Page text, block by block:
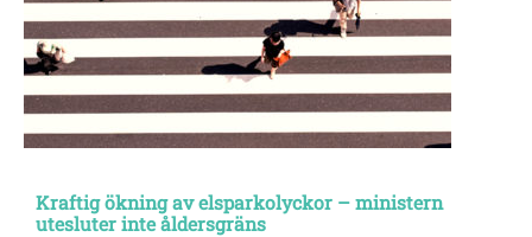
Kraftig ökning av elsparkolyckor – ministern
utesluter inte åldersgräns